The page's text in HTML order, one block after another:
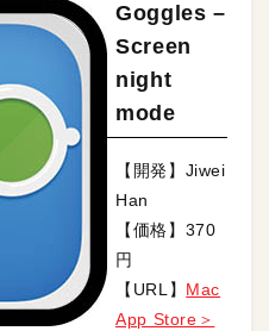
Goggles –
Screen
night
mode
【開発】Jiwei
Han
【価格】370
円
【URL】 Mac
App Store＞